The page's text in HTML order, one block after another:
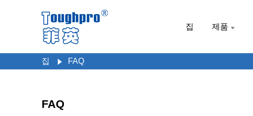
집 제품
집 FAQ
FAQ